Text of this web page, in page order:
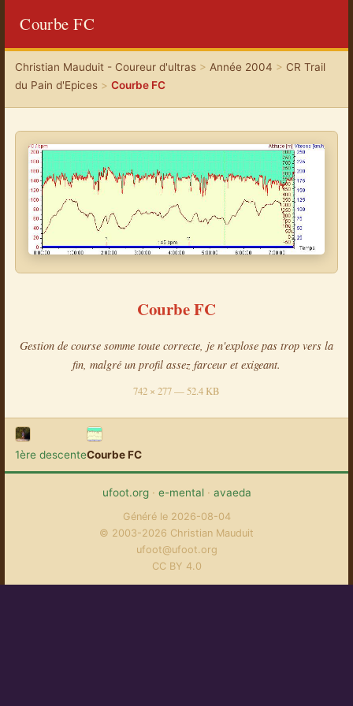
Courbe FC
Christian Mauduit - Coureur d'ultras> Année 2004 > CR Trail
du Pain d'Epices> Courbe FC
Courbe FC
Gestion de course somme toute correcte, je n'explose pas trop vers la
fin, malgré un profil assez farceur et exigeant.
742 × 277 — 52.4 KB
1ère descenteCourbe FC
ufoot.org· e-mental· avaeda
Généré le 2026-08-04
© 2003-2026 Christian Mauduit
ufoot@ufoot.org
CC BY 4.0